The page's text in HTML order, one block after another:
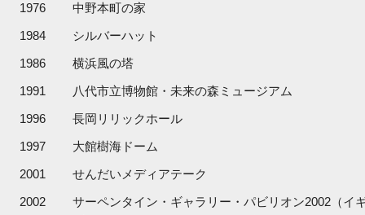
1976
中野本町の家
1984
シルバーハット
1986
横浜風の塔
1991
八代市立博物館・未来の森ミュージアム
1996
長岡リリックホール
1997
大館樹海ドーム
2001
せんだいメディアテーク
2002
サーペンタイン・ギャラリー・パビリオン2002（イ